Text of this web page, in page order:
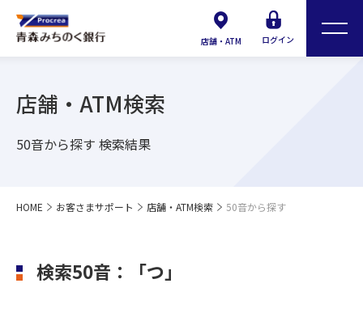
店舗・ATM ログイン
店舗・ATM検索
50音から探す 検索結果
HOME お客さまサポート 店舗・ATM検索 50音から探す
検索50音：「つ」